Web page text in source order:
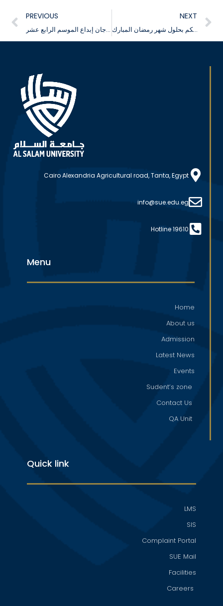
PREVIOUS
فعاليات مشاركة جامعة السلام فى التصفيات النهائية فى مجال الطالب المثالي والطالبة المثالية بمهرجان إبداع الموسم الرابع عشر
NEXT
جامعة السلام بمصر تهنئكم بحلول شهر رمضان المبارك
Cairo Alexandria Agricultural road, Tanta, Egypt
info@sue.edu.eg
Hotline 19610
Menu
Home
About us
Admission
Latest News
Events
Sudent’s zone
Contact Us
QA Unit
Quick link
LMS
SIS
Complaint Portal
SUE Mail
Facilities
Careers